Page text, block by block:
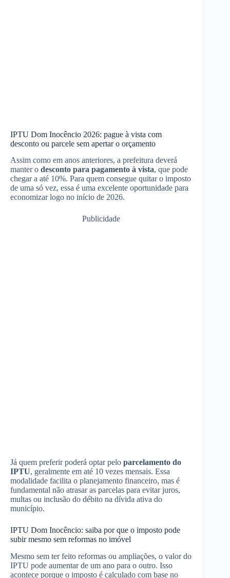
IPTU Dom Inocêncio 2026: pague à vista com
desconto ou parcele sem apertar o orçamento
Assim como em anos anteriores, a prefeitura deverá
manter o desconto para pagamento à vista, que pode
chegar a até 10%. Para quem consegue quitar o imposto
de uma só vez, essa é uma excelente oportunidade para
economizar logo no início de 2026.
Publicidade
Já quem preferir poderá optar pelo parcelamento do
IPTU, geralmente em até 10 vezes mensais. Essa
modalidade facilita o planejamento financeiro, mas é
fundamental não atrasar as parcelas para evitar juros,
multas ou inclusão do débito na dívida ativa do
município.
IPTU Dom Inocêncio: saiba por que o imposto pode
subir mesmo sem reformas no imóvel
Mesmo sem ter feito reformas ou ampliações, o valor do
IPTU pode aumentar de um ano para o outro. Isso
acontece porque o imposto é calculado com base no